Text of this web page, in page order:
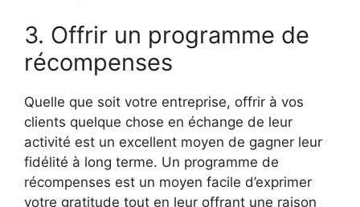
3. Offrir un programme de
récompenses
Quelle que soit votre entreprise, offrir à vos
clients quelque chose en échange de leur
activité est un excellent moyen de gagner leur
fidélité à long terme. Un programme de
récompenses est un moyen facile d’exprimer
votre gratitude tout en leur offrant une raison